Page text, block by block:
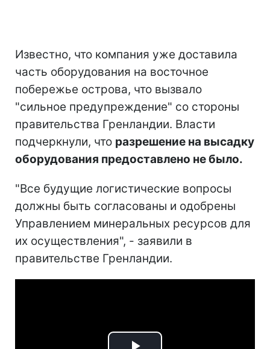
Известно, что компания уже доставила
часть оборудования на восточное
побережье острова, что вызвало
"сильное предупреждение" со стороны
правительства Гренландии. Власти
подчеркнули, что разрешение на высадку
оборудования предоставлено не было.
"Все будущие логистические вопросы
должны быть согласованы и одобрены
Управлением минеральных ресурсов для
их осуществления", - заявили в
правительстве Гренландии.